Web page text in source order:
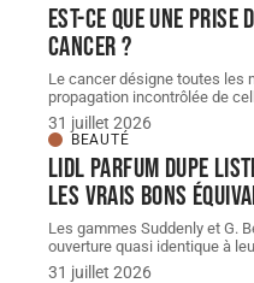
Est-ce que une prise
cancer ?
Le cancer désigne toutes les
propagation incontrôlée de
31 juillet 2026
BEAUTÉ
Lidl parfum dupe
les vrais bons
Les gammes Suddenly et G.
ouverture quasi identique à
31 juillet 2026